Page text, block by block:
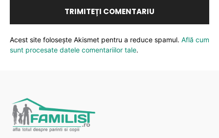
Acest site folosește Akismet pentru a reduce spamul. Află cum
sunt procesate datele comentariilor tale.